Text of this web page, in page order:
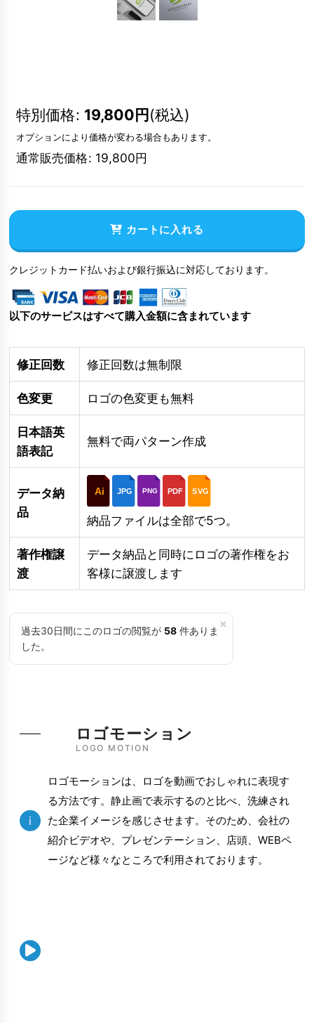
特別価格: 19,800円(税込)
オプションにより価格が変わる場合もあります。
通常販売価格: 19,800円
カートに入れる
クレジットカード払いおよび銀行振込に対応しております。
以下のサービスはすべて購入金額に含まれています
修正回数 修正回数は無制限
色変更 ロゴの色変更も無料
日本語英
語表記
無料で両パターン作成
データ納
品
Ai JPG PNG PDF SVG
納品ファイルは全部で5つ。
著作権譲
渡
データ納品と同時にロゴの著作権をお
客様に譲渡します
×
過去30日間にこのロゴの閲覧が 58 件ありま
した。
LOGO MOTION
ロゴモーション
i
ロゴモーションは、ロゴを動画でおしゃれに表現す
る方法です。静止画で表示するのと比べ、洗練され
た企業イメージを感じさせます。そのため、会社の
紹介ビデオや、プレゼンテーション、店頭、WEBペ
ージなど様々なところで利用されております。
